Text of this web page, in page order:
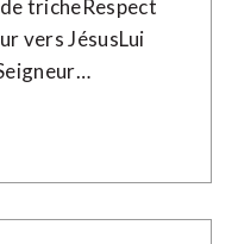
tricheRespect
vers JésusLui